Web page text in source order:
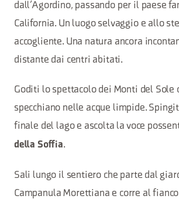
dall’Agordino, passando per il paese
California. Un luogo selvaggio e allo
accogliente. Una natura ancora
distante dai centri abitati.
Goditi lo spettacolo dei Monti del Sole
specchiano nelle acque limpide.
finale del lago e ascolta la voce
della Soffia.
Sali lungo il sentiero che parte dal
Campanula Morettiana e corre al